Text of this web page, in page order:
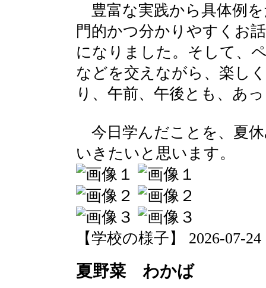
豊富な実践から具体例
門的かつ分かりやすくお
になりました。そして、
などを交えながら、楽し
り、午前、午後とも、あ
今日学んだことを、夏
いきたいと思います。
【学校の様子】 2026-07-
夏野菜 わかば